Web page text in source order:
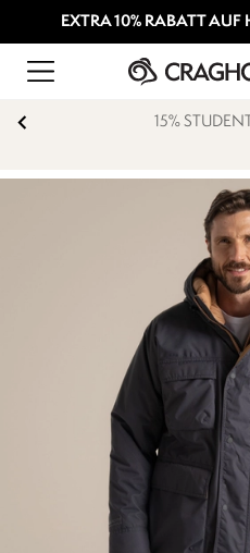
EXTRA 10% RABATT
15%